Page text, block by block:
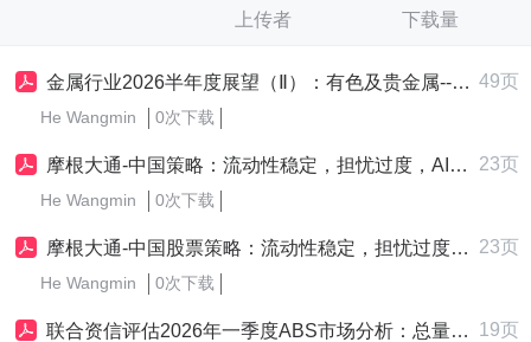
上传者 下载量
金属行业2026半年度展望（Ⅱ）：有色及贵金属--供需博弈强化定价逻辑，流动性定价分化影响市场宽度 49页
He Wangmin 0次下载
摩根大通-中国策略：流动性稳定，担忧过度，AI国产化的逢低买入窗口 23页
He Wangmin 0次下载
摩根大通-中国股票策略：流动性稳定，担忧过度，AI国产化的逢低买入窗口-20260604-23页 23页
He Wangmin 0次下载
联合资信评估2026年一季度ABS市场分析：总量稳增结构分化，流动性表现向好，创新突破监管趋严 19页